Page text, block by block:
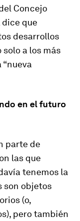
Concejo
que
desarrollos
a los más
en el futuro
parte de
las que
tenemos la
son objetos
(o,
pero también